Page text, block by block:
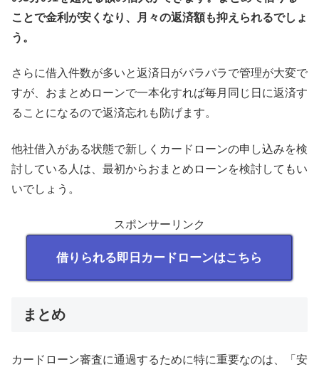
ことで金利が安くなり、月々の返済額も抑えられるでしょ
う。
さらに借入件数が多いと返済日がバラバラで管理が大変で
すが、おまとめローンで一本化すれば毎月同じ日に返済す
ることになるので返済忘れも防げます。
他社借入がある状態で新しくカードローンの申し込みを検
討している人は、最初からおまとめローンを検討してもい
いでしょう。
スポンサーリンク
借りられる即日カードローンはこちら
まとめ
カードローン審査に通過するために特に重要なのは、「安